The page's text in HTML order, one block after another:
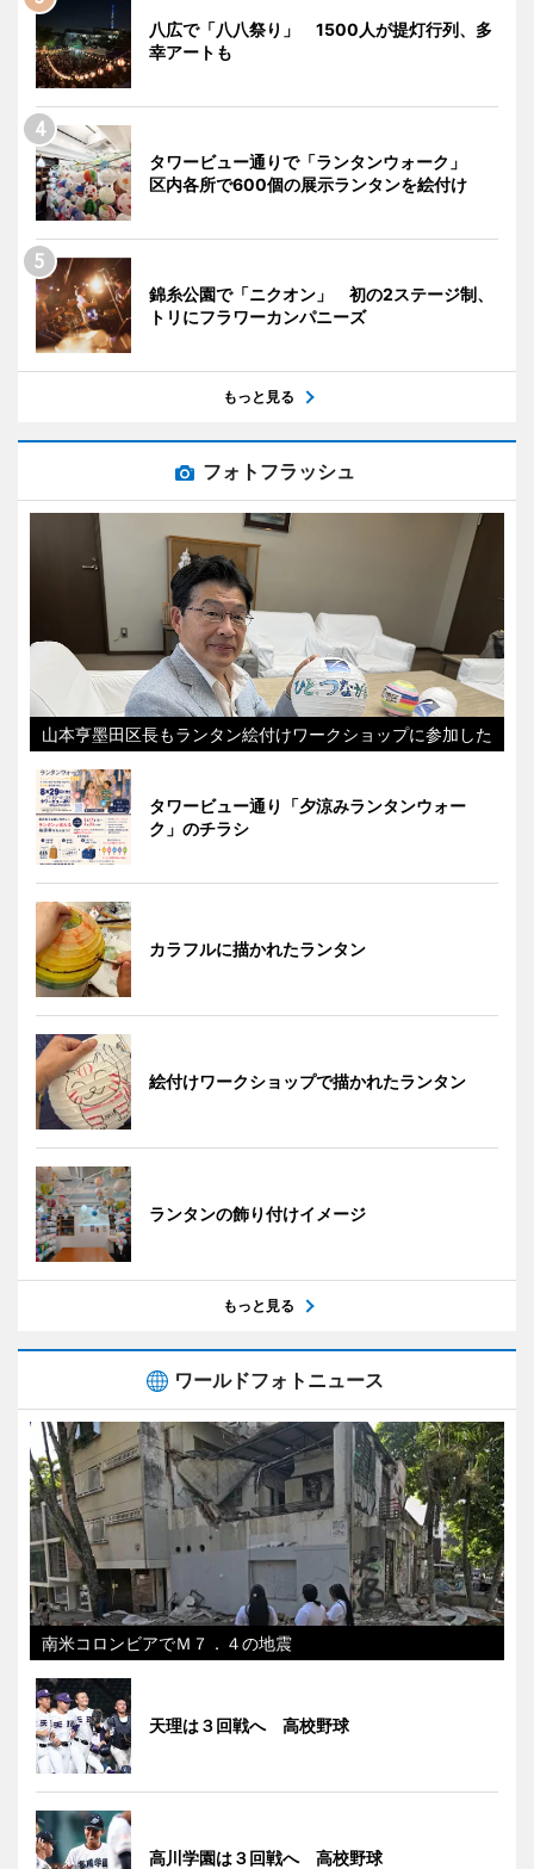
八広で「八八祭り」 1500人が提灯行列、多
幸アートも
タワービュー通りで「ランタンウォーク」
区内各所で600個の展示ランタンを絵付け
錦糸公園で「ニクオン」 初の2ステージ制、
トリにフラワーカンパニーズ
もっと見る
フォトフラッシュ
山本亨墨田区長もランタン絵付けワークショップに参加した
タワービュー通り「夕涼みランタンウォー
ク」のチラシ
カラフルに描かれたランタン
絵付けワークショップで描かれたランタン
ランタンの飾り付けイメージ
もっと見る
ワールドフォトニュース
南米コロンビアでＭ７．４の地震
天理は３回戦へ 高校野球
高川学園は３回戦へ 高校野球